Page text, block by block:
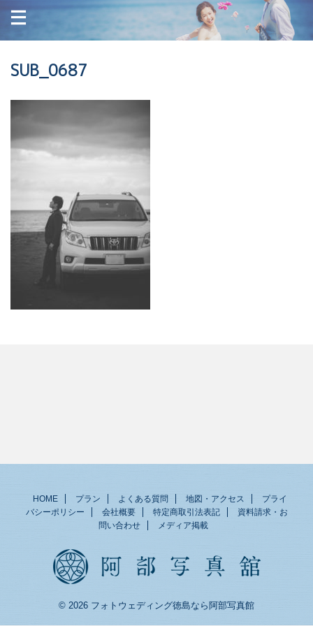
SUB_0687
HOME プラン よくある質問 地図・アクセス
プライ
バシーポリシー
会社概要 特定商取引法表記
資料請求・お
問い合わせ
メディア掲載
© 2026 フォトウェディング徳島なら阿部写真館